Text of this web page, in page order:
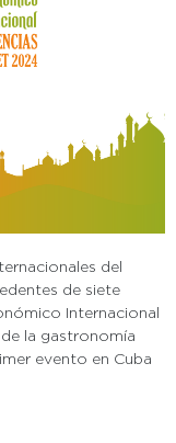
del
de siete
Internacional
la gastronomía
evento en Cuba